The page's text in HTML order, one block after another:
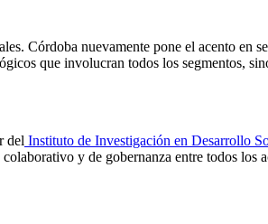
Córdoba nuevamente pone el acento en
que involucran todos los segmentos,
del Instituto de Investigación en Desarrollo
y de gobernanza entre todos los